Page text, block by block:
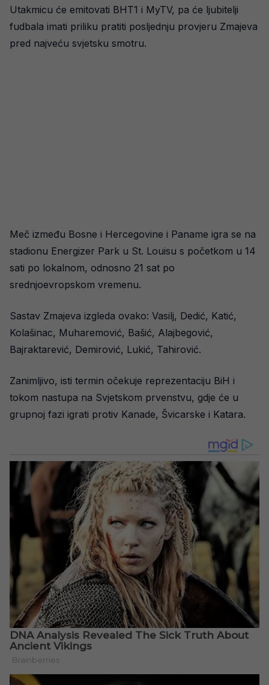
Utakmicu će emitovati BHT1 i MyTV, pa će ljubitelji
fudbala imati priliku pratiti posljednju provjeru Zmajeva
pred najveću svjetsku smotru.
Meč između Bosne i Hercegovine i Paname igra se na
stadionu Energizer Park u St. Louisu s početkom u 14
sati po lokalnom, odnosno 21 sat po
srednjoevropskom vremenu.
Sastav Zmajeva izgleda ovako: Vasilj, Dedić, Katić,
Kolašinac, Muharemović, Bašić, Alajbegović,
Bajraktarević, Demirović, Lukić, Tahirović.
Zanimljivo, isti termin očekuje reprezentaciju BiH i
tokom nastupa na Svjetskom prvenstvu, gdje će u
grupnoj fazi igrati protiv Kanade, Švicarske i Katara.